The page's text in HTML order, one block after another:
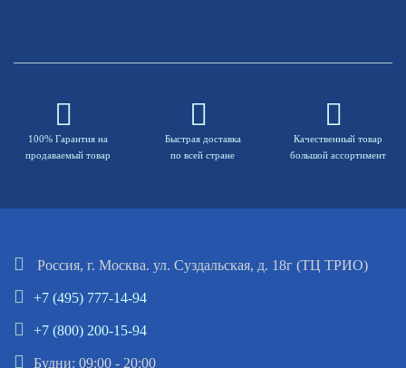
100% Гарантия на
продаваемый товар
Быстрая доставка
по всей стране
Качественный товар
большой ассортимент
Россия, г. Москва. ул. Суздальская, д. 18г (ТЦ ТРИО)
+7 (495) 777-14-94
+7 (800) 200-15-94
Будни: 09:00 - 20:00